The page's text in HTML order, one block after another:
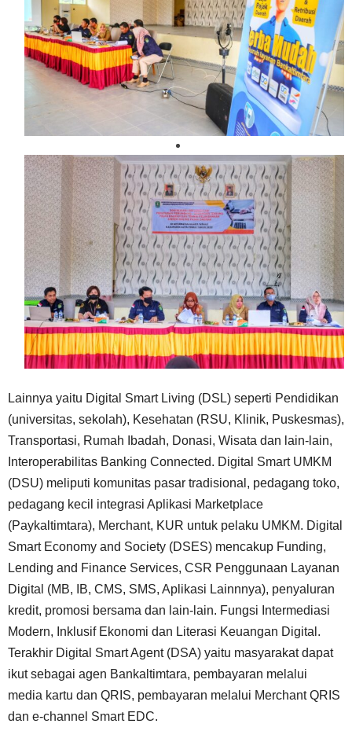
Lainnya yaitu Digital Smart Living (DSL) seperti Pendidikan
(universitas, sekolah), Kesehatan (RSU, Klinik, Puskesmas),
Transportasi, Rumah Ibadah, Donasi, Wisata dan lain-lain,
Interoperabilitas Banking Connected. Digital Smart UMKM
(DSU) meliputi komunitas pasar tradisional, pedagang toko,
pedagang kecil integrasi Aplikasi Marketplace
(Paykaltimtara), Merchant, KUR untuk pelaku UMKM. Digital
Smart Economy and Society (DSES) mencakup Funding,
Lending and Finance Services, CSR Penggunaan Layanan
Digital (MB, IB, CMS, SMS, Aplikasi Lainnnya), penyaluran
kredit, promosi bersama dan lain-lain. Fungsi Intermediasi
Modern, Inklusif Ekonomi dan Literasi Keuangan Digital.
Terakhir Digital Smart Agent (DSA) yaitu masyarakat dapat
ikut sebagai agen Bankaltimtara, pembayaran melalui
media kartu dan QRIS, pembayaran melalui Merchant QRIS
dan e-channel Smart EDC.